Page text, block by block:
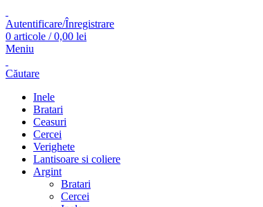
Autentificare/Înregistrare
0 articole / 0,00 lei
Meniu
Căutare
Inele
Bratari
Ceasuri
Cercei
Verighete
Lantisoare si coliere
Argint
Bratari
Cercei